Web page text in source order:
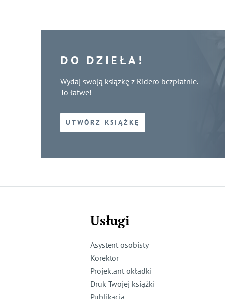
DO DZIEŁA!
Wydaj swoją książkę z Ridero bezpłatnie.
To łatwe!
UTWÓRZ KSIĄŻKĘ
Usługi
Asystent osobisty
Korektor
Projektant okładki
Druk Twojej książki
Publikacja